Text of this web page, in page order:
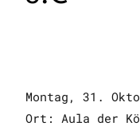
Montag, 31.
Ort: Aula der